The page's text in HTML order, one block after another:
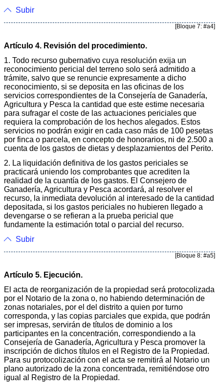
Subir
[Bloque 7: #a4]
Artículo 4. Revisión del procedimiento.
1. Todo recurso gubernativo cuya resolución exija un
reconocimiento pericial del terreno solo será admitido a
trámite, salvo que se renuncie expresamente a dicho
reconocimiento, si se deposita en las oficinas de los
servicios correspondientes de la Consejería de Ganadería,
Agricultura y Pesca la cantidad que este estime necesaria
para sufragar el coste de las actuaciones periciales que
requiera la comprobación de los hechos alegados. Estos
servicios no podrán exigir en cada caso más de 100 pesetas
por finca o parcela, en concepto de honorarios, ni de 2.500 a
cuenta de los gastos de dietas y desplazamientos del Perito.
2. La liquidación definitiva de los gastos periciales se
practicará uniendo los comprobantes que acrediten la
realidad de la cuantía de los gastos. El Consejero de
Ganadería, Agricultura y Pesca acordará, al resolver el
recurso, la inmediata devolución al interesado de la cantidad
depositada, si los gastos periciales no hubieren llegado a
devengarse o se refieran a la prueba pericial que
fundamente la estimación total o parcial del recurso.
Subir
[Bloque 8: #a5]
Artículo 5. Ejecución.
El acta de reorganización de la propiedad será protocolizada
por el Notario de la zona o, no habiendo determinación de
zonas notariales, por el del distrito a quien por turno
corresponda, y las copias parciales que expida, que podrán
ser impresas, servirán de títulos de dominio a los
participantes en la concentración, correspondiendo a la
Consejería de Ganadería, Agricultura y Pesca promover la
inscripción de dichos títulos en el Registro de la Propiedad.
Para su protocolización con el acta se remitirá al Notario un
plano autorizado de la zona concentrada, remitiéndose otro
igual al Registro de la Propiedad.